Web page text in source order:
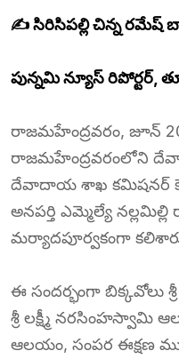
✍️ సిరిసిపల్లి చిన్న రమేష్
పున్నమి న్యూస్ రిపోర్టర్,
రాజమహేంద్రవరం, జూన్
రాజమహేంద్రవరంలోని
దేవాదాయ శాఖ కమిషనర్
అనపర్తి ఎమ్మెల్యే నల్లమిల్లి
మర్యాదపూర్వకంగా
ఈ సందర్భంగా బిక్కవోలు
శ్రీ లక్ష్మీ నరసింహస్వామి
ఆలయం, సంపర ఈక్షణ